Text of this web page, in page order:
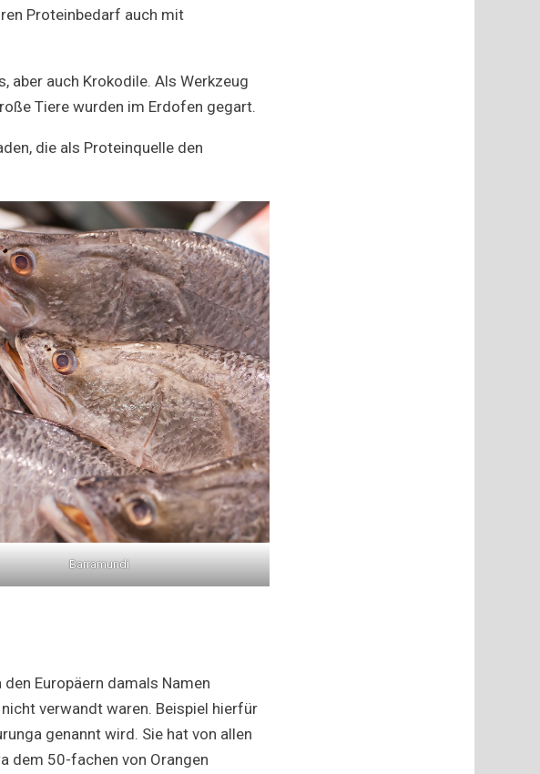
Proteinbedarf auch mit
aber auch Krokodile. Als Werkzeug
Tiere wurden im Erdofen gegart.
die als Proteinquelle den
Barramundi
Europäern damals Namen
verwandt waren. Beispiel hierfür
genannt wird. Sie hat von allen
dem 50-fachen von Orangen